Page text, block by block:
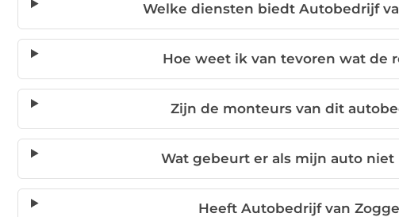
Welke diensten biedt Autobedrijf
Hoe weet ik van tevoren wat de
Zijn de monteurs van dit
Wat gebeurt er als mijn auto niet
Heeft Autobedrijf van